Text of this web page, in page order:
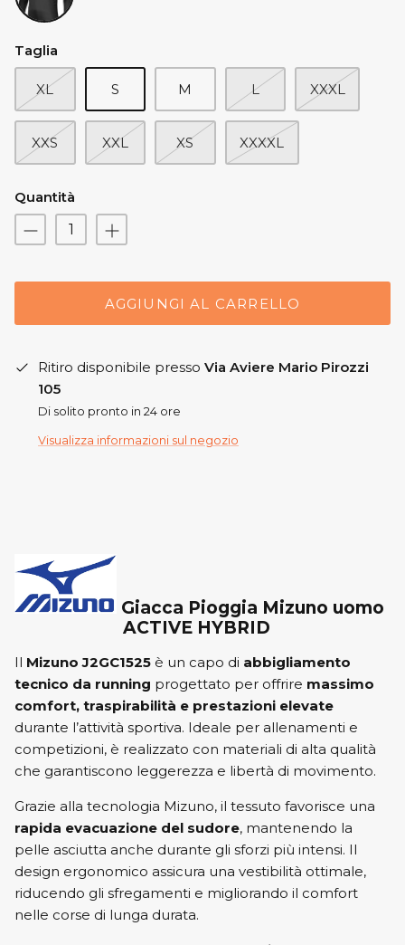
Taglia
XL S M L XXXL
XXS XXL XS XXXXL
Quantità
AGGIUNGI AL CARRELLO
Ritiro disponibile presso Via Aviere Mario Pirozzi
105
Di solito pronto in 24 ore
Visualizza informazioni sul negozio
Giacca Pioggia Mizuno uomo
ACTIVE HYBRID
Il Mizuno J2GC1525 è un capo di abbigliamento
tecnico da running progettato per offrire massimo
comfort, traspirabilità e prestazioni elevate
durante l’attività sportiva. Ideale per allenamenti e
competizioni, è realizzato con materiali di alta qualità
che garantiscono leggerezza e libertà di movimento.
Grazie alla tecnologia Mizuno, il tessuto favorisce una
rapida evacuazione del sudore, mantenendo la
pelle asciutta anche durante gli sforzi più intensi. Il
design ergonomico assicura una vestibilità ottimale,
riducendo gli sfregamenti e migliorando il comfort
nelle corse di lunga durata.